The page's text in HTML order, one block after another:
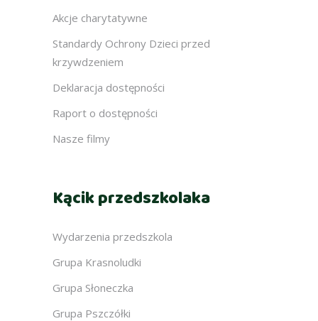
Akcje charytatywne
Standardy Ochrony Dzieci przed
krzywdzeniem
Deklaracja dostępności
Raport o dostępności
Nasze filmy
Kącik przedszkolaka
Wydarzenia przedszkola
Grupa Krasnoludki
Grupa Słoneczka
Grupa Pszczółki